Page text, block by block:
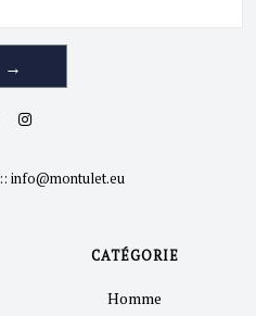
→
:: info@montulet.eu
CATÉGORIE
Homme